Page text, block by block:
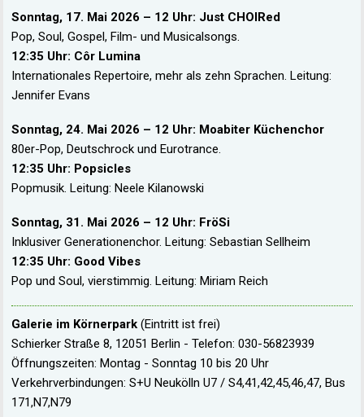
Sonntag, 17. Mai 2026 – 12 Uhr: Just CHOIRed
Pop, Soul, Gospel, Film- und Musicalsongs.
12:35 Uhr: Côr Lumina
Internationales Repertoire, mehr als zehn Sprachen. Leitung:
Jennifer Evans
Sonntag, 24. Mai 2026 – 12 Uhr: Moabiter Küchenchor
80er-Pop, Deutschrock und Eurotrance.
12:35 Uhr: Popsicles
Popmusik. Leitung: Neele Kilanowski
Sonntag, 31. Mai 2026 – 12 Uhr: FröSi
Inklusiver Generationenchor. Leitung: Sebastian Sellheim
12:35 Uhr: Good Vibes
Pop und Soul, vierstimmig. Leitung: Miriam Reich
Galerie im Körnerpark (Eintritt ist frei)
Schierker Straße 8, 12051 Berlin - Telefon: 030-56823939
Öffnungszeiten: Montag - Sonntag 10 bis 20 Uhr
Verkehrverbindungen: S+U Neukölln U7 / S4,41,42,45,46,47, Bus
171,N7,N79